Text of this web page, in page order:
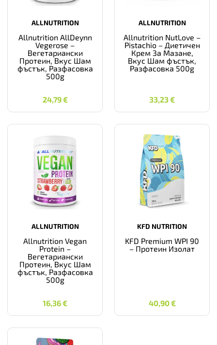
ALLNUTRITION
Allnutrition AllDeynn
Vegerose –
Вегетариански
Протеин, Вкус Шам
фъстък, Разфасовка
500g
24,79€
24,79
ALLNUTRITION
Allnutrition NutLove –
Pistachio – Диетичен
Крем За Мазане,
Вкус Шам фъстък,
Разфасовка 500g
33,23€
33,23
ALLNUTRITION
Allnutrition Vegan
Protein –
Вегетариански
Протеин, Вкус Шам
фъстък, Разфасовка
500g
16,36€
16,36 €
KFD NUTRITION
KFD Premium WPI 90
– Протеин Изолат
40,90€
40,90